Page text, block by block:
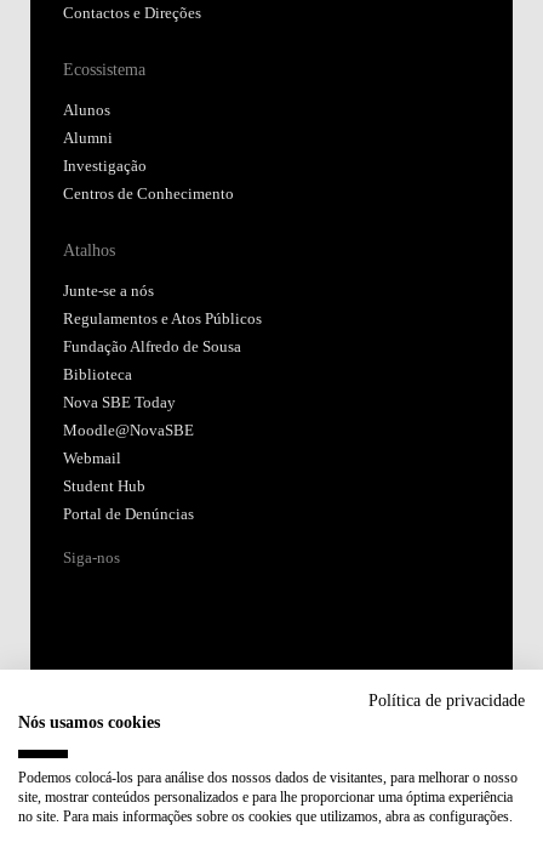
Contactos e Direções
Ecossistema
Alunos
Alumni
Investigação
Centros de Conhecimento
Atalhos
Junte-se a nós
Regulamentos e Atos Públicos
Fundação Alfredo de Sousa
Biblioteca
Nova SBE Today
Moodle@NovaSBE
Webmail
Student Hub
Portal de Denúncias
Siga-nos
Membro de:
Política de privacidade
Nós usamos cookies
Podemos colocá-los para análise dos nossos dados de visitantes, para melhorar o nosso
site, mostrar conteúdos personalizados e para lhe proporcionar uma óptima experiência
no site. Para mais informações sobre os cookies que utilizamos, abra as configurações.